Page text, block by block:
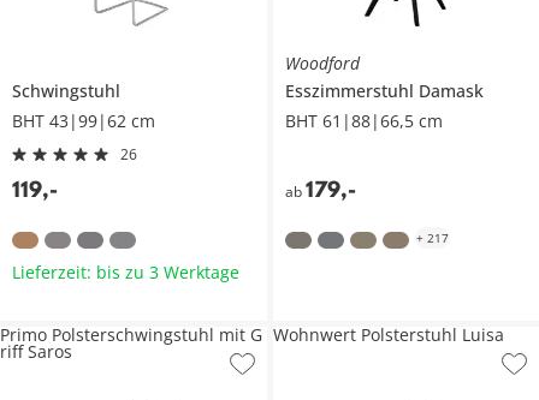
Schwingstuhl
BHT 43|99|62 cm
26
119,-
Lieferzeit: bis zu 3 Werktage
Woodford
Esszimmerstuhl Damask
BHT 61|88|66,5 cm
ab 179,-
+ 217
Primo Polsterschwingstuhl mit G
riff Saros
Wohnwert Polsterstuhl Luisa